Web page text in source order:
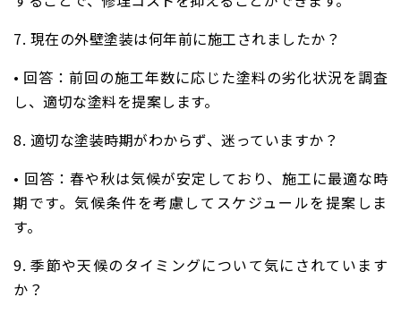
7. 現在の外壁塗装は何年前に施工されましたか？
• 回答 ：前回の施工年数に応じた塗料の劣化状況を調査
し、適切な塗料を提案します。
8. 適切な塗装時期がわからず、迷っていますか？
• 回答 ：春や秋は気候が安定しており、施工に最適な時
期です。気候条件を考慮してスケジュールを提案しま
す。
9. 季節や天候のタイミングについて気にされています
か？